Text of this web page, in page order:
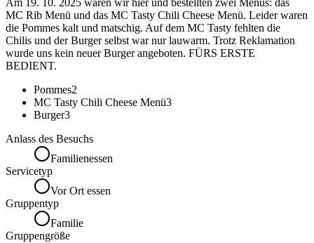
Am 19. 10. 2025 waren wir hier und bestellten zwei Menüs: das
MC Rib Menü und das MC Tasty Chili Cheese Menü. Leider waren
die Pommes kalt und matschig. Auf dem MC Tasty fehlten die
Chilis und der Burger selbst war nur lauwarm. Trotz Reklamation
wurde uns kein neuer Burger angeboten. FÜRS ERSTE
BEDIENT.
Pommes2
MC Tasty Chili Cheese Menü3
Burger3
Anlass des Besuchs
Familienessen
Servicetyp
Vor Ort essen
Gruppentyp
Familie
Gruppengröße